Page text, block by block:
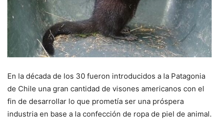
En la década de los 30 fueron introducidos a la Patagonia
de Chile una gran cantidad de visones americanos con el
fin de desarrollar lo que prometía ser una próspera
industria en base a la confección de ropa de piel de animal.